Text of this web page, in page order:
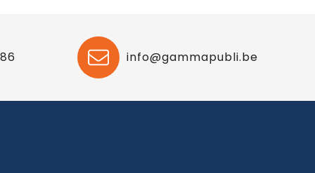
info@gammapubli.be